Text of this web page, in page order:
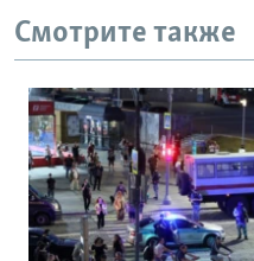
Смотрите также